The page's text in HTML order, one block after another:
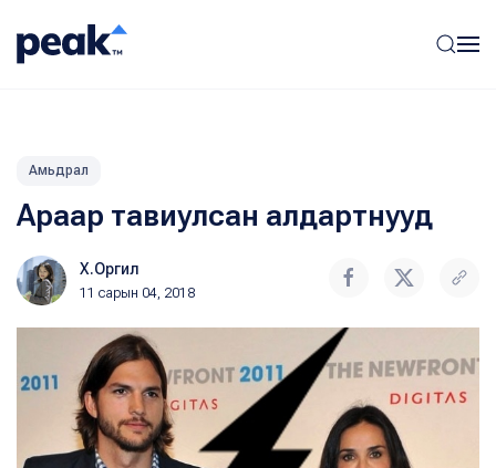
Амьдрал
Араар тавиулсан алдартнууд
Х.Оргил
11 сарын 04, 2018